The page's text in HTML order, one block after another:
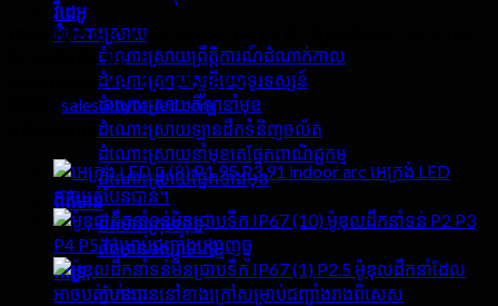
វីដេអូ
ដំណោះស្រាយ
ដំណោះស្រាយព្រឹត្តិការណ៍ដំណាក់កាល
ដំណោះស្រាយស្ទូឌីយោទូរទស្សន៍
ដំណោះស្រាយកីឡានាំមុខ
ដំណោះស្រាយឡានដឹកទំនិញចល័ត
ដំណោះស្រាយនាំមុខគេផ្នែកពាណិជ្ជកម្ម
ដំណោះស្រាយផ្នែកខាងមុខ
ព័ត៌មាន
ព័ត៌មានក្រុមហ៊ុន
ព័ត៌មានឧស្សាហកម្ម
គាំទ្រ
ភ្នាក់ងារ
អាសយដ្ឋាន:សួនឧស្សាហកម្មអេស។ អិល។ ស៊ី, ទីក្រុងស៊ីយ៉ាន, ស្រុកបាវាន,
ទីក្រុងសិនជិន, ចិន
WhatsApp:+86 13714518751
sales@hyte-led.com
P1.95 P3.91 indoor arc អេក្រង់ LED
អាចបត់បែនបាន។
ម៉ូឌុលដឹកនាំទន់ P2 P3
P4 P5 សម្រាប់ជញ្ជាំងបង្ហាញធ្នូ
P2.5 ម៉ូឌុលដឹកនាំដែល
អាចបត់បែនបាននៅខាងក្រៅសម្រាប់ជញ្ជាំងរាងពិសេស